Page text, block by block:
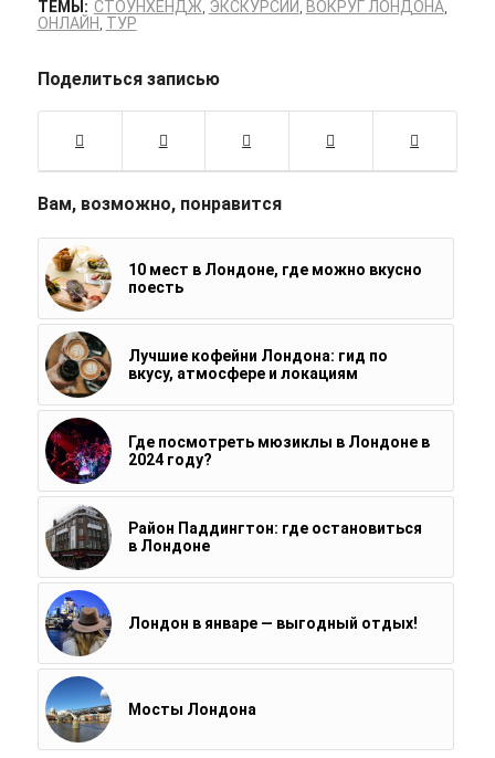
ТЕМЫ: СТОУНХЕНДЖ ЭКСКУРСИИ ВОКРУГ ЛОНДОНА,
ОНЛАЙН ТУР
Поделиться записью
Вам, возможно, понравится
10 мест в Лондоне, где можно вкусно
поесть
Лучшие кофейни Лондона: гид по
вкусу, атмосфере и локациям
Где посмотреть мюзиклы в Лондоне в
2024 году?
Район Паддингтон: где остановиться
в Лондоне
Лондон в январе — выгодный отдых!
Мосты Лондона